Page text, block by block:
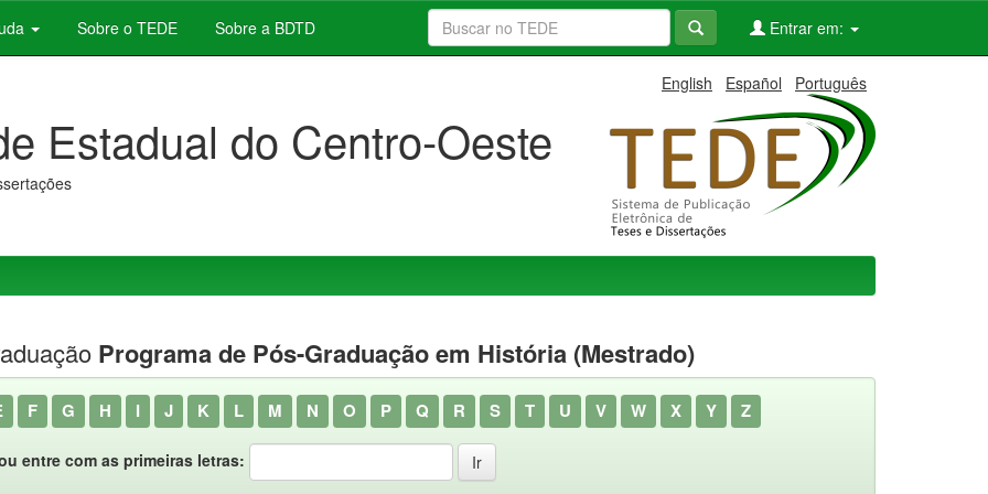
Sobre o TEDE Sobre a BDTD Entrar em:
English Español Português
Estadual do Centro-Oeste
Programa de Pós-Graduação em História (Mestrado)
F G H I J K L M N O P Q R S T U V W X Y Z
entre com as primeiras letras: